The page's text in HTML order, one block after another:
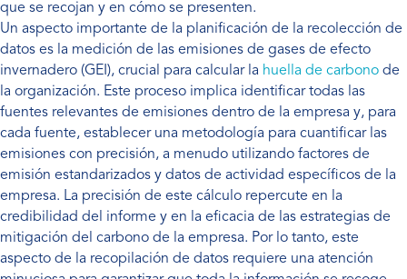
que se recojan y en cómo se presenten.
Un aspecto importante de la planificación de la recolección de
datos es la medición de las emisiones de gases de efecto
invernadero (GEI), crucial para calcular la huella de carbono de
la organización. Este proceso implica identificar todas las
fuentes relevantes de emisiones dentro de la empresa y, para
cada fuente, establecer una metodología para cuantificar las
emisiones con precisión, a menudo utilizando factores de
emisión estandarizados y datos de actividad específicos de la
empresa. La precisión de este cálculo repercute en la
credibilidad del informe y en la eficacia de las estrategias de
mitigación del carbono de la empresa. Por lo tanto, este
aspecto de la recopilación de datos requiere una atención